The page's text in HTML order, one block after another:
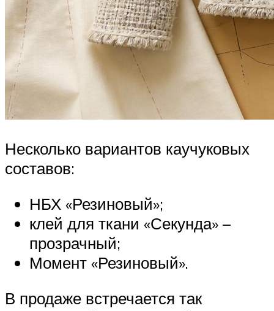
Несколько вариантов каучуковых
составов:
НБХ «Резиновый»;
клей для ткани «Секунда» –
прозрачный;
Момент «Резиновый».
В продаже встречается так